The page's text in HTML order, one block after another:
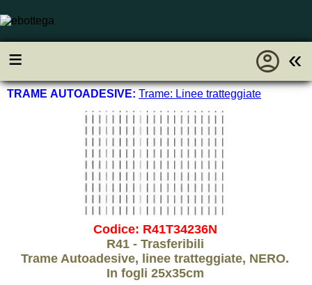
≡ «
account_circle
TRAME AUTOADESIVE: Trame: Linee tratteggiate
Codice: R41T34236N
R41 - Trasferibili
Trame Autoadesive, linee tratteggiate, NERO.
In fogli 25x35cm